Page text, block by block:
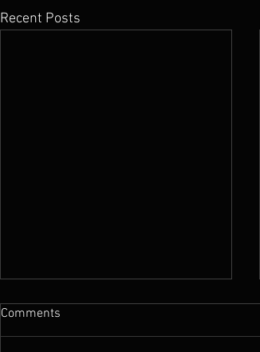
Recent Posts
Comments